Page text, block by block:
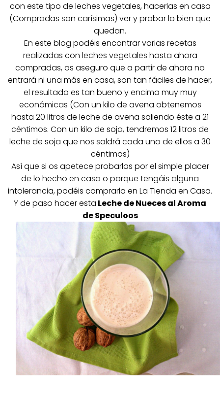
con este tipo de leches vegetales, hacerlas en casa
(Compradas son carísimas) ver y probar lo bien que
quedan.
En este blog podéis encontrar varias recetas
realizadas con leches vegetales hasta ahora
compradas, os aseguro que a partir de ahora no
entrará ni una más en casa, son tan fáciles de hacer,
el resultado es tan bueno y encima muy muy
económicas (Con un kilo de avena obtenemos
hasta 20 litros de leche de avena saliendo éste a 21
céntimos. Con un kilo de soja, tendremos 12 litros de
leche de soja que nos saldrá cada uno de ellos a 30
céntimos)
Así que si os apetece probarlas por el simple placer
de lo hecho en casa o porque tengáis alguna
intolerancia, podéis comprarla en La Tienda en Casa.
Y de paso hacer esta Leche de Nueces al Aroma
de Speculoos